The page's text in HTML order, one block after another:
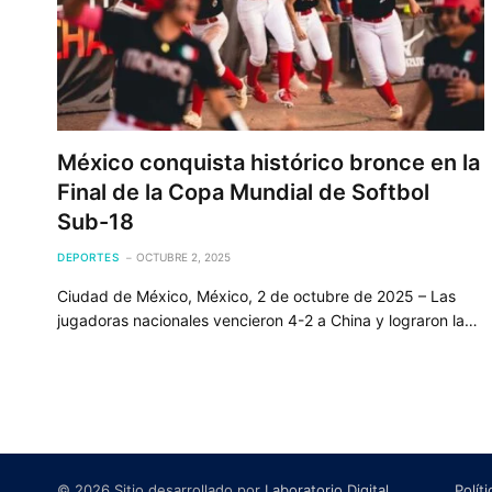
México conquista histórico bronce en la
Final de la Copa Mundial de Softbol
Sub-18
DEPORTES OCTUBRE 2, 2025
Ciudad de México, México, 2 de octubre de 2025 – Las
jugadoras nacionales vencieron 4-2 a China y lograron la…